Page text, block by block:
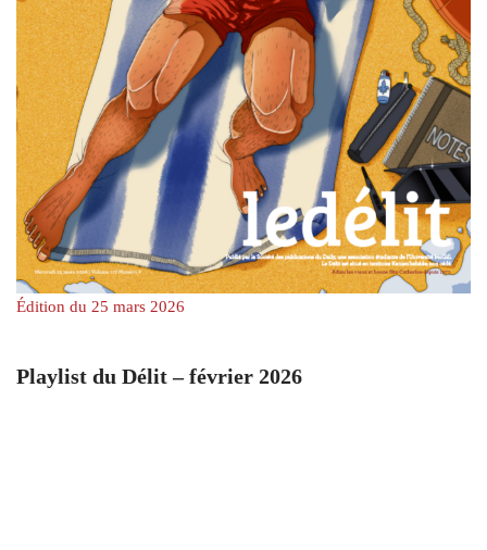
Édition du 25 mars 2026
Playlist du Délit – février 2026